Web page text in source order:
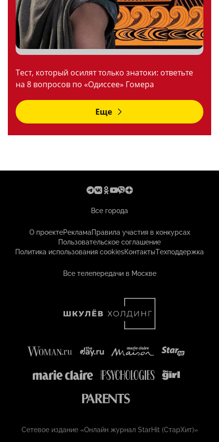
Тест, который осилят только знатоки: ответьте
на 8 вопросов по «Одиссее» Гомера
Еще
Все города
О проектеРекламаПравила участия в конкурсах
Пользовательское соглашение
Политика использования cookiesКонтактыТехподдержка
Все телепередачи в Москве
Сетевое издание «Онлайн журнал StarHit (СтарХит)»